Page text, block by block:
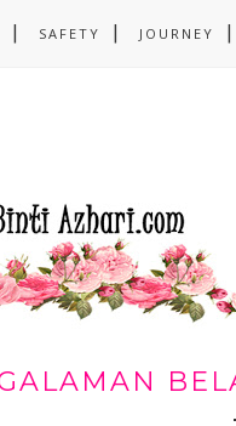
SAFETY JOURNEY